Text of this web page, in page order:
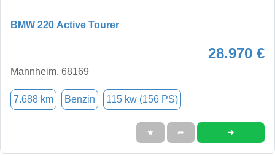
BMW 220 Active Tourer
28.970 €
Mannheim, 68169
7.688 km Benzin 115 kw (156 PS)
★ ➦ ➜